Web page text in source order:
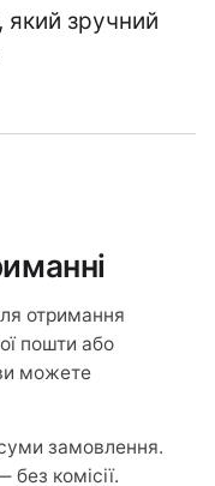
який зручний
отримання
пошти або
можете
замовлення.
без комісії.